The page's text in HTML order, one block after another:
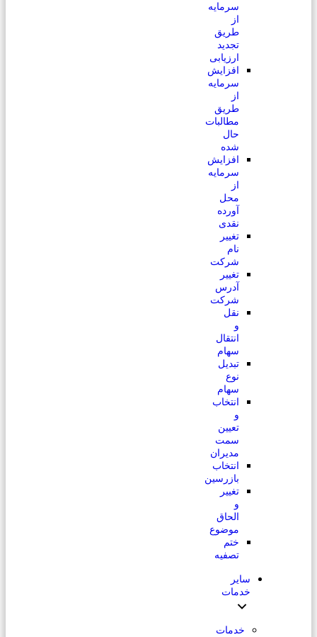
سرمایه
از
طریق
تجدید
ارزیابی
افزایش
سرمایه
از
طریق
مطالبات
حال
شده
افزایش
سرمایه
از
محل
آورده
نقدی
تغییر
نام
شرکت
تغییر
آدرس
شرکت
نقل
و
انتقال
سهام
تبدیل
نوع
سهام
انتخاب
و
تعیین
سمت
مدیران
انتخاب
بازرسین
تغییر
و
الحاق
موضوع
ختم
تصفیه
سایر
خدمات
خدمات